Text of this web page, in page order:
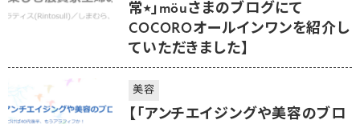
常⭒」möuさまのブログにて
COCOROオールインワンを紹介し
ていただきました】
美容
【「アンチエイジングや美容のブロ